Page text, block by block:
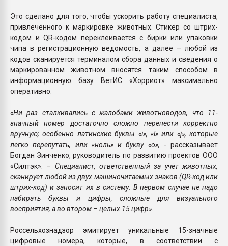
Это сделано для того, чтобы ускорить работу специалиста,
привлечённого к маркировке животных. Стикер со штрих-
кодом и QR-кодом переклеивается с бирки или упаковки
чипа в регистрационную ведомость, а далее – любой из
кодов сканируется терминалом сбора данных и сведения о
маркированном животном вносятся таким способом в
информационную базу ВетИС «Хорриот» максимально
оперативно.
«Ни раз сталкивались с жалобами животноводов, что 11-
значный номер достаточно сложно перенести корректно
вручную; особенно латинские буквы «i», «l» или «j», которые
легко перепутать, или «ноль» и букву «о», - рассказывает
Богдан Зинченко, руководитель по развитию проектов ООО
«Силтэк». – Специалист, ответственный за учёт животных,
сканирует любой из двух машиночитаемых знаков (QR-код или
штрих-код) и заносит их в систему. В первом случае не надо
набирать буквы и цифры, сложные для визуального
восприятия, а во втором – целых 15 цифр».
Россельхознадзор эмитирует уникальные 15-значные
цифровые номера, которые, в соответствии с